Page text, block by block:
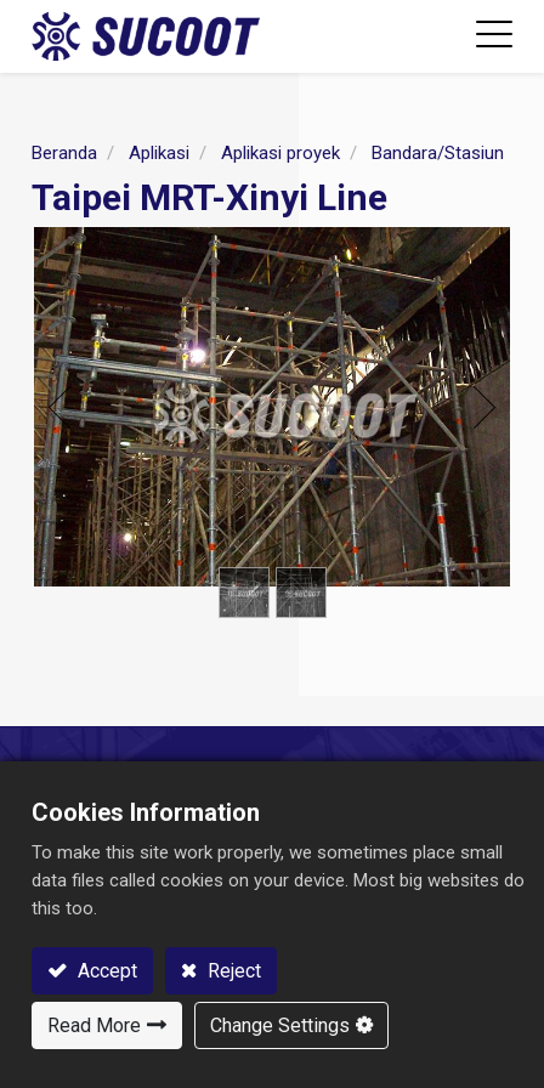
Hubungi Kami
Beranda Aplikasi Aplikasi proyek Bandara/Stasiun
Taipei MRT-Xinyi Line
Mari Membangun Bersama!
Jelajahi produk kami untuk memenuhi berbagai kebutuhan
industri Anda.
Hubungi kami untuk informasi lebih lanjut !
Hubungi kami
Cookies Information
To make this site work properly, we sometimes place small
data files called cookies on your device. Most big websites do
this too.
Accept Reject
Read More Change Settings